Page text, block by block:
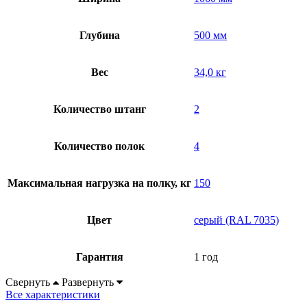
Глубина 500 мм
Вес 34,0 кг
Количество штанг 2
Количество полок 4
Максимальная нагрузка на полку, кг 150
Цвет серый (RAL 7035)
Гарантия 1 год
Свернуть
Развернуть
Все характеристики